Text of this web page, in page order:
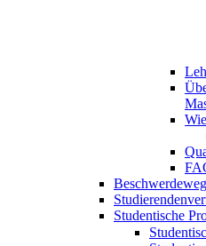
Studentische